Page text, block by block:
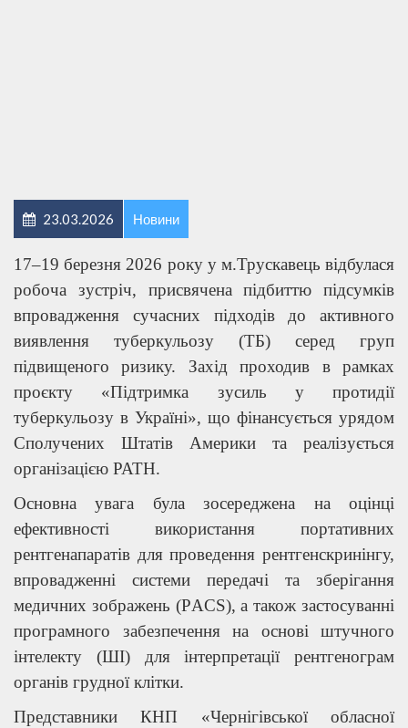
23.03.2026 Новини
17–19 березня 2026 року у м.Трускавець відбулася
робоча зустріч, присвячена підбиттю підсумків
впровадження сучасних підходів до активного
виявлення туберкульозу (ТБ) серед груп
підвищеного ризику. Захід проходив в рамках
проєкту «Підтримка зусиль у протидії
туберкульозу в Україні», що фінансується урядом
Сполучених Штатів Америки та реалізується
організацією PATH.
Основна увага була зосереджена на оцінці
ефективності використання портативних
рентгенапаратів для проведення рентгенскринінгу,
впровадженні системи передачі та зберігання
медичних зображень (РACS), а також застосуванні
програмного забезпечення на основі штучного
інтелекту (ШІ) для інтерпретації рентгенограм
органів грудної клітки.
Представники КНП «Чернігівської обласної